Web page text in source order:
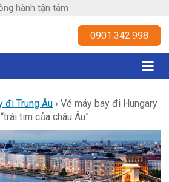
hành tận tâm
0901.342.998
đi Trung Âu ›Vé máy bay đi Hungary
tim của châu Âu”